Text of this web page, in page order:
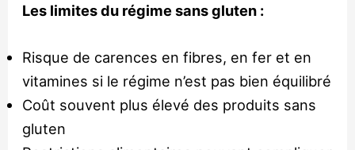
Les limites du régime sans gluten :
Risque de carences en fibres, en fer et en
vitamines si le régime n’est pas bien équilibré
Coût souvent plus élevé des produits sans
gluten